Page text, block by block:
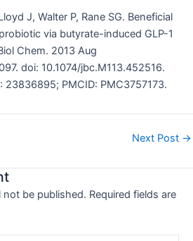
J, Walter P, Rane SG. Beneficial
via butyrate-induced GLP-1
Chem. 2013 Aug
doi: 10.1074/jbc.M113.452516.
23836895; PMCID: PMC3757173.
Next Post →
not be published. Required fields are